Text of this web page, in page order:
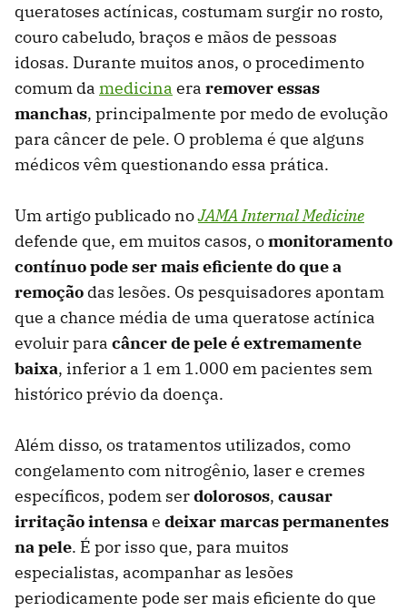
queratoses actínicas, costumam surgir no rosto,
couro cabeludo, braços e mãos de pessoas
idosas. Durante muitos anos, o procedimento
comum da medicina era remover essas
manchas, principalmente por medo de evolução
para câncer de pele. O problema é que alguns
médicos vêm questionando essa prática.
Um artigo publicado noJAMA Internal Medicine
defende que, em muitos casos, omonitoramento
contínuo pode ser mais eficiente do que a
remoção das lesões. Os pesquisadores apontam
que a chance média de uma queratose actínica
evoluir para câncer de pele é extremamente
baixa, inferior a 1 em 1.000 em pacientes sem
histórico prévio da doença.
Além disso, os tratamentos utilizados, como
congelamento com nitrogênio, laser e cremes
específicos, podem serdolorosos, causar
irritação intensae deixar marcas permanentes
na pele. É por isso que, para muitos
especialistas, acompanhar as lesões
periodicamente pode ser mais eficiente do que